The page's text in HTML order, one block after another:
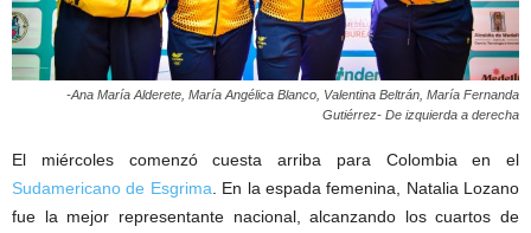
-Ana María Alderete, María Angélica Blanco, Valentina Beltrán, María Fernanda
Gutiérrez- De izquierda a derecha
El miércoles comenzó cuesta arriba para Colombia en el
Sudamericano de Esgrima . En la espada femenina, Natalia Lozano
fue la mejor representante nacional, alcanzando los cuartos de